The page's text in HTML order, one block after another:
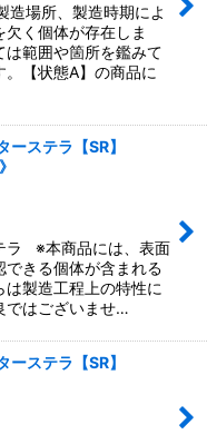
造場所、製造時期によ
欠く個体が存在しま
範囲や箇所を鑑みて
【状態A】の商品に
ーステラ【SR】
ラ ※本商品には、表面
きる個体が含まれる
製造工程上の特性に
ではございませ…
ーステラ【SR】